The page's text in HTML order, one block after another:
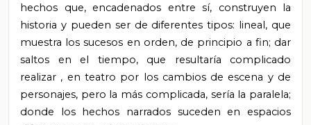
hechos que, encadenados entre sí, construyen la
historia y pueden ser de diferentes tipos: lineal, que
muestra los sucesos en orden, de principio a fin; dar
saltos en el tiempo, que resultaría complicado
realizar , en teatro por los cambios de escena y de
personajes, pero la más complicada, sería la paralela;
donde los hechos narrados suceden en espacios